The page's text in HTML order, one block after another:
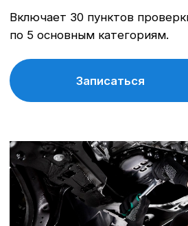
В Акцию входит масло в CVT, фильтр
тонкой очистки, прокладка фильтра тонкой
Замена масла в CVT по акции
за22 222 рубля!